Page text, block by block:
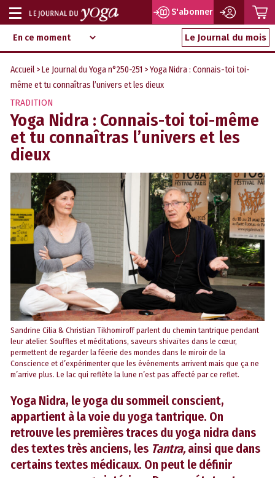
Aller
au
contenu
d‘information
indépendant
Afficher
ou
masquer
la
navigation
S'abonner
Le Journal du mois
Accueil >Le Journal du Yoga n°250-251 > Yoga Nidra : Connais-toi toi-
même et tu connaîtras l’univers et les dieux
TRADITION
Yoga Nidra : Connais-toi toi-même
et tu connaîtras l’univers et les
dieux
Sandrine Cilia & Christian Tikhomiroff parlent du chemin tantrique pendant
leur atelier. Souffles et méditations, saveurs shivaïtes dans le cœur,
permettent de regarder la féerie des mondes dans le miroir de la
Conscience et d’expérimenter que les événements arrivent mais que ça ne
m’arrive plus. Le lac qui reflète la lune n’est pas affecté par ce reflet.
Yoga Nidra, le yoga du sommeil conscient,
appartient à la voie du yoga tantrique. On
retrouve les premières traces du yoga nidra dans
des textes très anciens, les Tantra,ainsi que dans
certains textes médicaux. On peut le définir